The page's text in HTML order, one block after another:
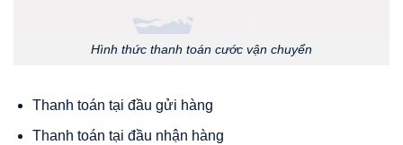
Hình thức thanh toán cước vận chuyển
Thanh toán tại đầu gửi hàng
Thanh toán tại đầu nhận hàng